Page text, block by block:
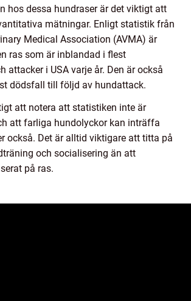
hos dessa hundraser är det viktigt att
mätningar. Enligt statistik från
Medical Association (AVMA) är
ras som är inblandad i flest
attacker i USA varje år. Den är också
dödsfall till följd av hundattack.
att notera att statistiken inte är
att farliga hundolyckor kan inträffa
också. Det är alltid viktigare att titta på
och socialisering än att
på ras.